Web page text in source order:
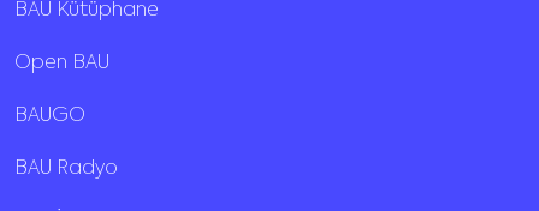
BAU Kütüphane
Open BAU
BAUGO
BAU Radyo